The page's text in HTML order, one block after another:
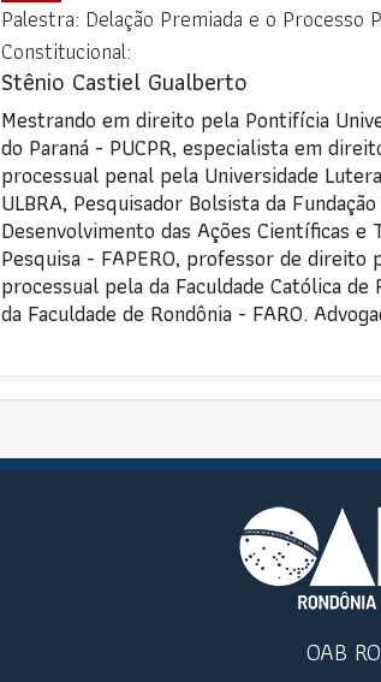
Palestra: Delação Premiada e o Processo
Constitucional:
Stênio Castiel Gualberto
Mestrando em direito pela Pontifícia
do Paraná - PUCPR, especialista em
processual penal pela Universidade
ULBRA, Pesquisador Bolsista da
Desenvolvimento das Ações Científicas e
Pesquisa - FAPERO, professor de direito
processual pela da Faculdade Católica de
da Faculdade de Rondônia - FARO.
OAB RO